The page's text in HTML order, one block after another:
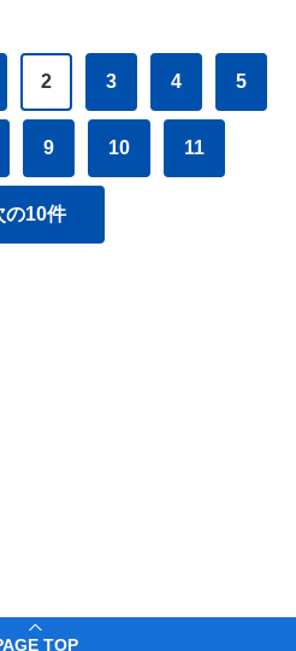
2 3 4 5
9 10 11
の10件
TOP